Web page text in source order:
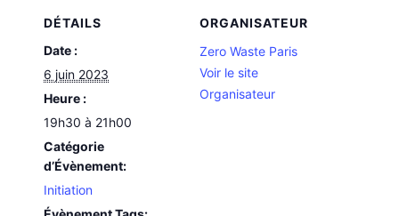
DÉTAILS
Date :
6 juin 2023
Heure :
19h30 à 21h00
Catégorie
d’Évènement:
Initiation
ORGANISATEUR
Zero Waste Paris
Voir le site
Organisateur